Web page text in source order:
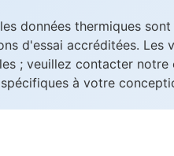
données thermiques
d'essai accréditées. Les
; veuillez contacter
à votre